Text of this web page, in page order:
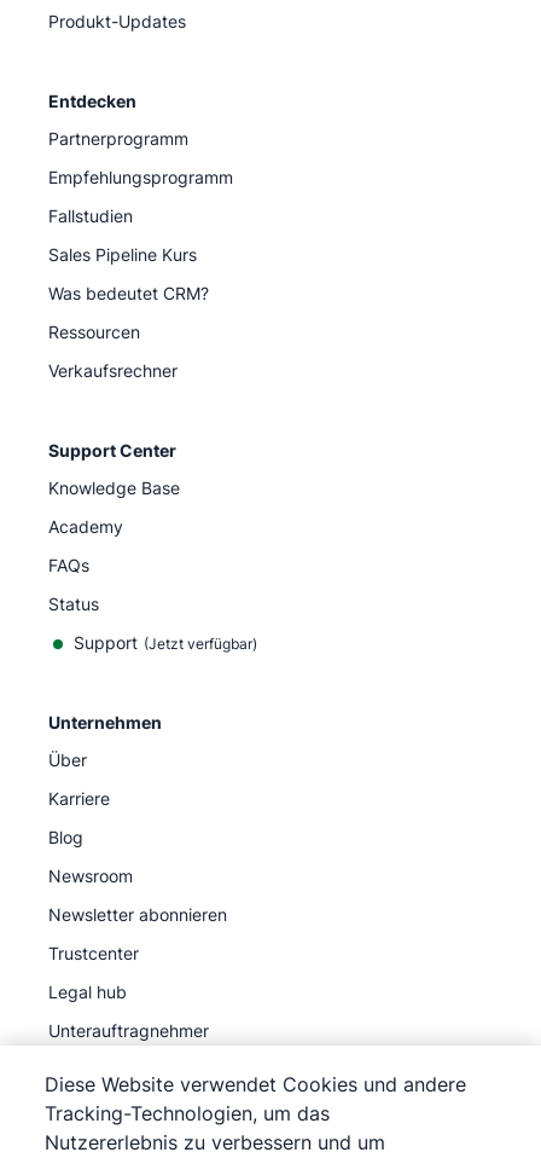
Produkt-Updates
Entdecken
Partnerprogramm
Empfehlungsprogramm
Fallstudien
Sales Pipeline Kurs
Was bedeutet CRM?
Ressourcen
Verkaufsrechner
Support Center
Knowledge Base
Academy
FAQs
Status
Support (Jetzt verfügbar)
Unternehmen
Über
Karriere
Blog
Newsroom
Newsletter abonnieren
Trustcenter
Legal hub
Unterauftragnehmer
Diese Website verwendet Cookies und andere
Tracking-Technologien, um das
Nutzererlebnis zu verbessern und um